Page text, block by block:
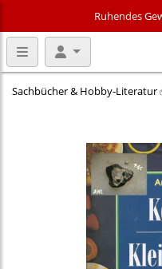
Ruhendes
Sachbücher & Hobby‑Literatur